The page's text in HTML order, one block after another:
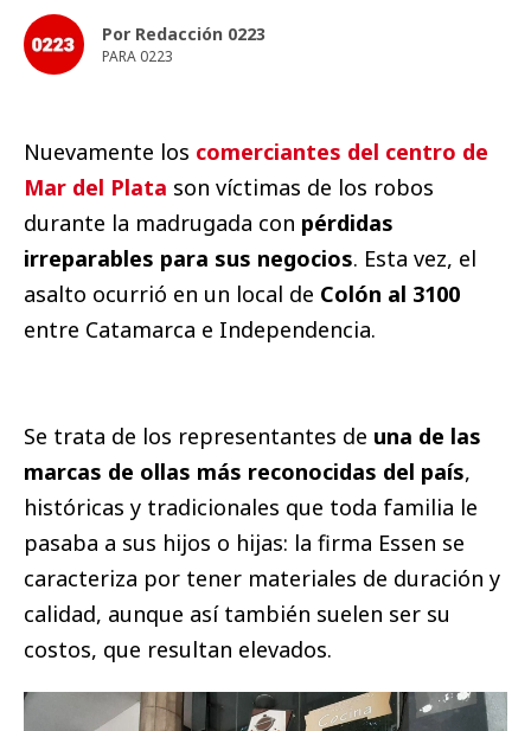
Por Redacción 0223
PARA 0223
Nuevamente los comerciantes del centro de
Mar del Plata son víctimas de los robos
durante la madrugada con pérdidas
irreparables para sus negocios. Esta vez, el
asalto ocurrió en un local de Colón al 3100
entre Catamarca e Independencia.
Se trata de los representantes de una de las
marcas de ollas más reconocidas del país,
históricas y tradicionales que toda familia le
pasaba a sus hijos o hijas: la firma Essen se
caracteriza por tener materiales de duración y
calidad, aunque así también suelen ser su
costos, que resultan elevados.